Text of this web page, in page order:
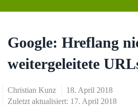
Google: Hreflang
weitergeleitete
Christian Kunz
18. April 2018
Zuletzt aktualisiert: 17. April 2018